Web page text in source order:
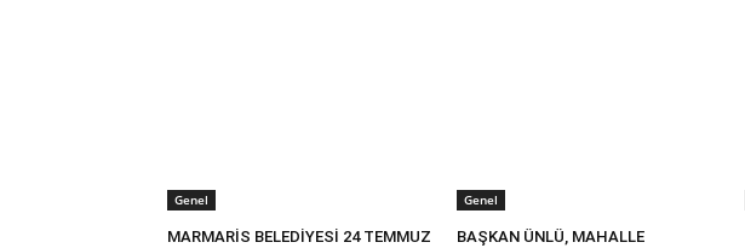
Genel
MARMARİS BELEDİYESİ 24 TEMMUZ
Genel
BAŞKAN ÜNLÜ, MAHALLE